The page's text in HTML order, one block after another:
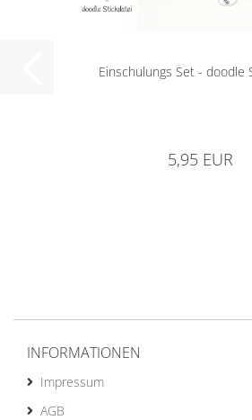
Einschulungs Set - doodle
5,95 EUR
INFORMATIONEN
Impressum
AGB